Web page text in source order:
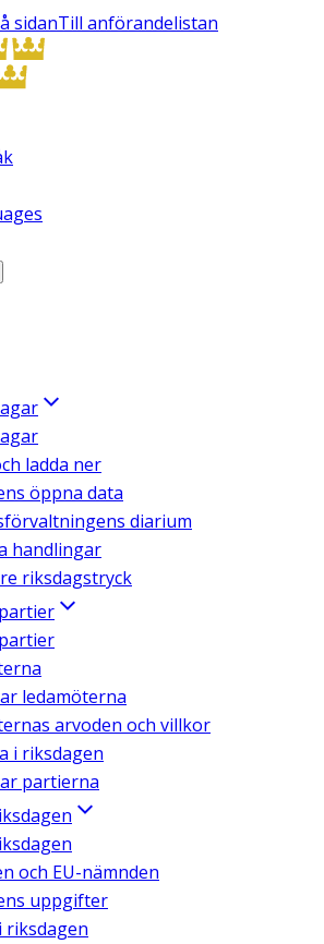
sidanTill anförandelistan
ladda ner
öppna data
diarium
handlingar
riksdagstryck
ledamöterna
arvoden och villkor
i riksdagen
partierna
och EU-nämnden
uppgifter
riksdagen